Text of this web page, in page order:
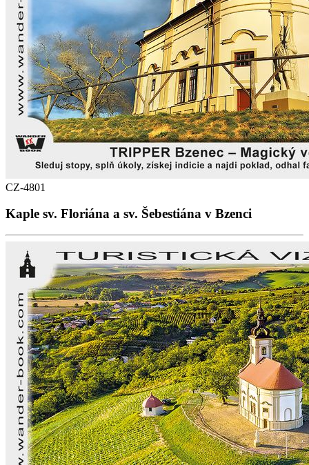
CZ-4801
Kaple sv. Floriána a sv. Šebestiána v Bzenci